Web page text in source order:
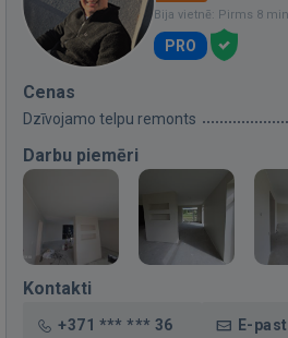
Bija vietnē: Pirms 8
PRO
Cenas
Dzīvojamo telpu remonts
Darbu piemēri
Kontakti
+371 *** *** 36 E-